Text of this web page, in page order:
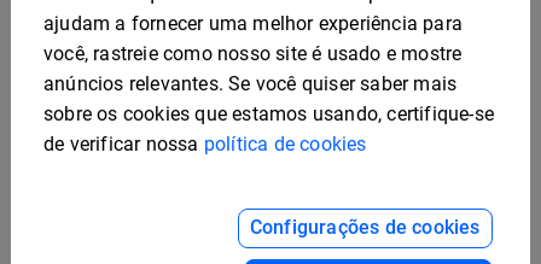
plano de lançamento de
produto de marketing
ajudam a fornecer uma melhor experiência para
você, rastreie como nosso site é usado e mostre
anúncios relevantes. Se você quiser saber mais
sobre os cookies que estamos usando, certifique-se
de verificar nossa política de cookies
Configurações de cookies